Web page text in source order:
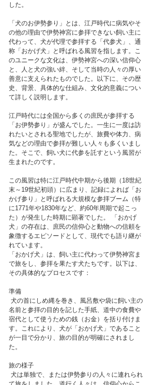
した。
「犬のお伊勢参り」とは、江戸時代に病気やそ
の他の理由で伊勢神宮に参拝できない飼い主に
代わって、犬が代理で参拝する「代参犬」、通
称「おかげ犬」と呼ばれる風習を指します。こ
のユニークな文化は、伊勢神宮への深い信仰心
と、人と犬の強い絆、そして当時の人々の厚い
善意に支えられたものでした。以下に、その歴
史、背景、具体的な仕組み、文化的意義につい
て詳しく説明します。
江戸時代には全国から多くの庶民が参拝する
「お伊勢参り」が盛んでした。一生に一度は訪
れたいとされる聖地でしたが、旅費や体力、病
気などの理由で参拝が難しい人々も多くいまし
た。そこで、飼い犬に代参を託すという風習が
生まれたのです。
この風習は特に江戸時代中期から後期（18世紀
末～19世紀初頭）に広まり、記録によれば「お
かげ参り」と呼ばれる大規模な参拝ブーム（特
に1771年や1830年など、約60年周期で起こっ
た）が発生した時期に顕著でした。 「おかげ
犬」の存在は、庶民の信仰心と動物への信頼を
象徴するエピソードとして、現代でも語り継が
れています。
「おかげ犬」は、飼い主に代わって伊勢神宮ま
で旅をし、参拝を果たす犬たちです。以下は、
その具体的なプロセスです：
準備
名前と参拝の目的を記した手紙、道中の食費や
宿代として使うための銭（お金）を括り付けま
す。これにより、犬が「おかげ犬」であること
が一目で分かり、旅の目的が明確にされまし
た。
旅の様子